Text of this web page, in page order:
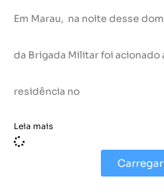
Em Marau, na noite desse
da Brigada Militar foi
residência no
Leia mais